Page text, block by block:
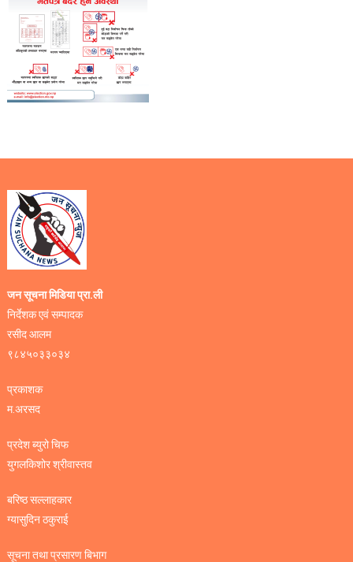
जन सूचना मिडिया प्रा.ली
निर्देशक एवं सम्पादक
रसीद आलम
९८४५०३३०३४
प्रकाशक
म.अरसद
प्रदेश ब्युरो चिफ
युगलकिशोर श्रीवास्तव
बरिष्ठ सल्लाहकार
ग्यासुदिन ठकुराई
सूचना तथा प्रसारण बिभाग